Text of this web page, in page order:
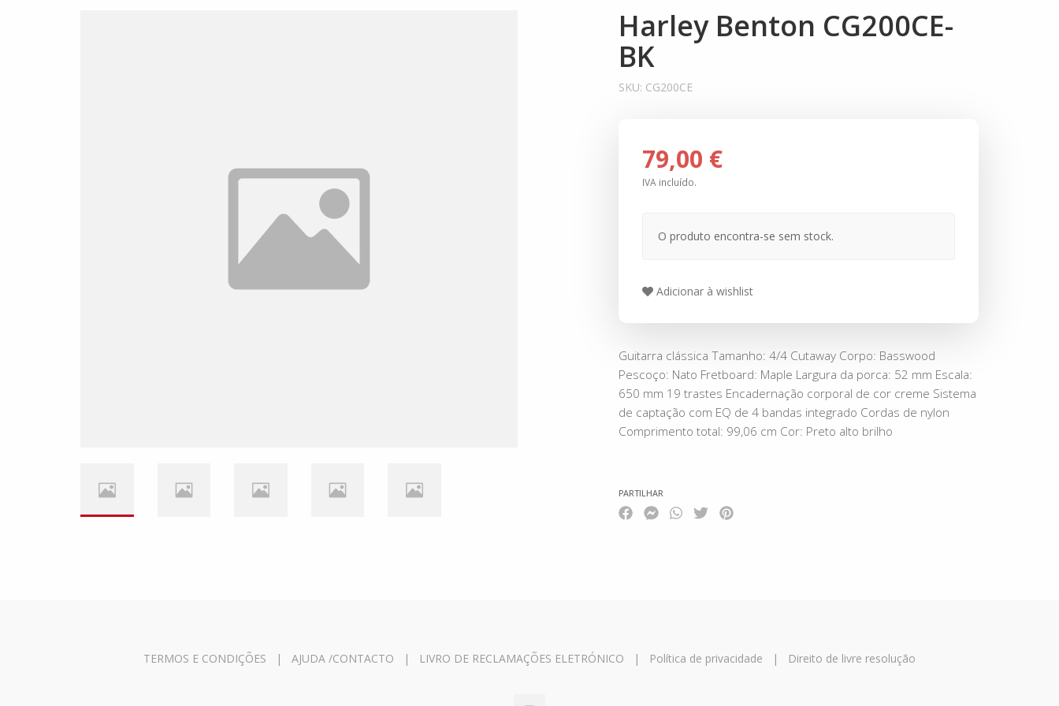
Harley Benton CG200CE-
BK
SKU: CG200CE
79,00 €
IVA incluído.
O produto encontra-se sem stock.
Adicionar à wishlist
Guitarra clássica Tamanho: 4/4 Cutaway Corpo: Basswood
Pescoço: Nato Fretboard: Maple Largura da porca: 52 mm Escala:
650 mm 19 trastes Encadernação corporal de cor creme Sistema
de captação com EQ de 4 bandas integrado Cordas de nylon
Comprimento total: 99,06 cm Cor: Preto alto brilho
PARTILHAR
TERMOS E CONDIÇÕES | AJUDA /CONTACTO | LIVRO DE RECLAMAÇÕES ELETRÓNICO | Política de privacidade | Direito de livre resolução